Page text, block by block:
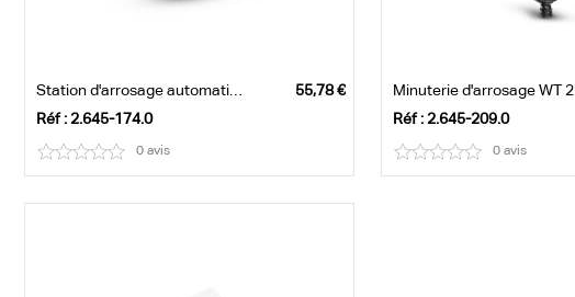
Station d'arrosage automatique WT 4
Réf : 2.645-174.0
0 avis
Minuterie d'arrosage WT 2
Réf : 2.645-209.0
0 avis